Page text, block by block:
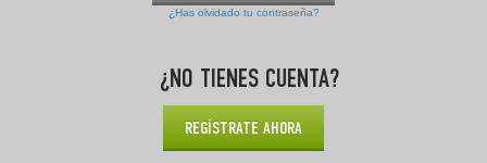
¿Has olvidado tu contraseña?
¿NO TIENES CUENTA?
REGÍSTRATE AHORA